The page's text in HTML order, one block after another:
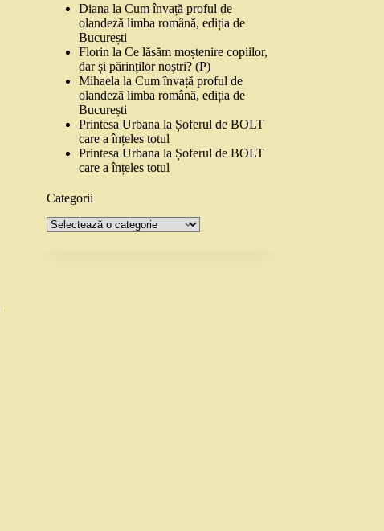
Diana laCum învață proful de
olandeză limba română, ediția de
București
Florin laCe lăsăm moștenire copiilor,
dar și părinților noștri? (P)
Mihaela laCum învață proful de
olandeză limba română, ediția de
București
Printesa Urbana la Șoferul de BOLT
care a înțeles totul
Printesa Urbana la Șoferul de BOLT
care a înțeles totul
Categorii
Categorii